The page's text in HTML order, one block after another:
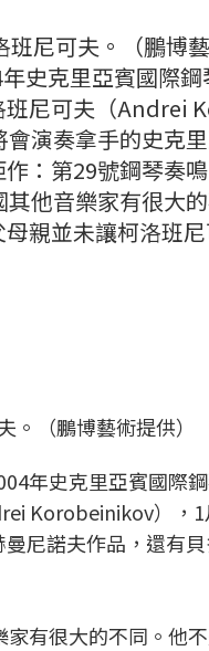
尼可夫。（鵬博
史克里亞賓國際
尼可夫（Andrei
演奏拿手的史克
：第29號鋼琴奏
他音樂家有很大
親並未讓柯洛班
（鵬博藝術提供）
年史克里亞賓國際
Korobeinikov），
尼諾夫作品，還有
有很大的不同。他